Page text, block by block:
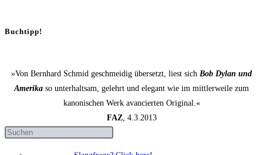
Buchtipp!
»Von Bernhard Schmid geschmeidig übersetzt, liest sich Bob Dylan und
Amerika so unterhaltsam, gelehrt und elegant wie im mittlerweile zum
kanonischen Werk avancierten Original.«
FAZ, 4.3.2013